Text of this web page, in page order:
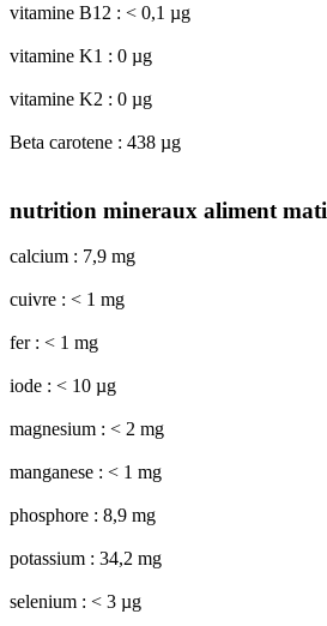
vitamine B12 : < 0,1 µg
vitamine K1 : 0 µg
vitamine K2 : 0 µg
Beta carotene : 438 µg
nutrition mineraux aliment
calcium : 7,9 mg
cuivre : < 1 mg
fer : < 1 mg
iode : < 10 µg
magnesium : < 2 mg
manganese : < 1 mg
phosphore : 8,9 mg
potassium : 34,2 mg
selenium : < 3 µg